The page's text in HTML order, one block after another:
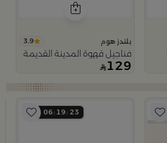
بلندز هوم 3.9
فناجيل قهوة المدينة القديمة
129
06 19 22